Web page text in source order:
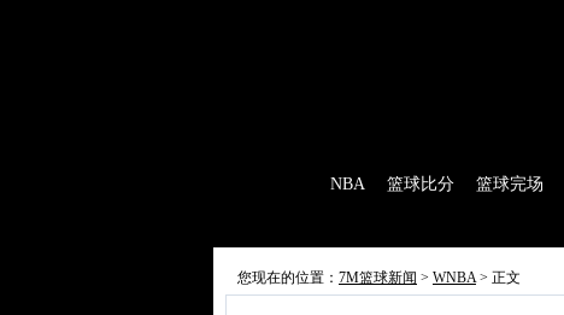
NBA 篮球比分 篮球完场
您现在的位置： 7M篮球新闻 > WNBA> 正文